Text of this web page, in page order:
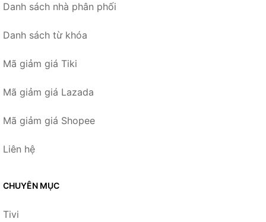
Danh sách nhà phân phối
Danh sách từ khóa
Mã giảm giá Tiki
Mã giảm giá Lazada
Mã giảm giá Shopee
Liên hệ
CHUYÊN MỤC
Tivi